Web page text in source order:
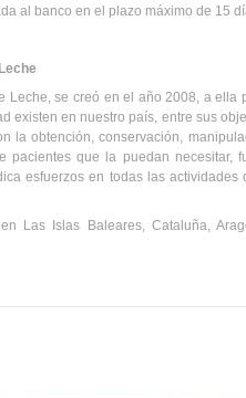
al banco en el plazo máximo de 15
Leche, se creó en el año 2008, a ella
existen en nuestro país, entre sus
la obtención, conservación,
pacientes que la puedan necesitar,
esfuerzos en todas las
Las Islas Baleares, Cataluña,